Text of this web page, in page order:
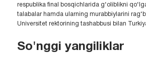
respublika final bosqichlarida g‘oliblikni
talabalar hamda ularning murabbiylarini
Universitet rektorining tashabbusi bilan
So'nggi yangiliklar